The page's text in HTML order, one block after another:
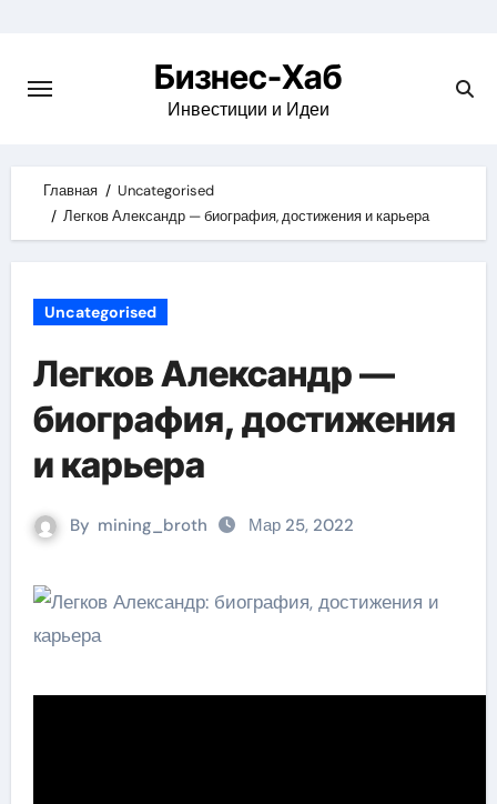
content
Бизнес-Хаб
Инвестиции и Идеи
Главная
Uncategorised
Легков Александр — биография, достижения и карьера
Uncategorised
Легков Александр —
биография, достижения
и карьера
By mining_broth Мар 25, 2022